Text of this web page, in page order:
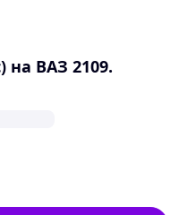
на ВАЗ 2109.